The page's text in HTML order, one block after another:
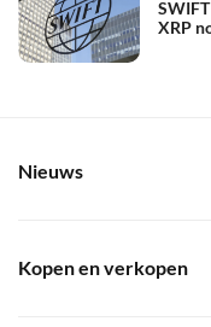
XRP
Nieuws
Kopen en verkopen